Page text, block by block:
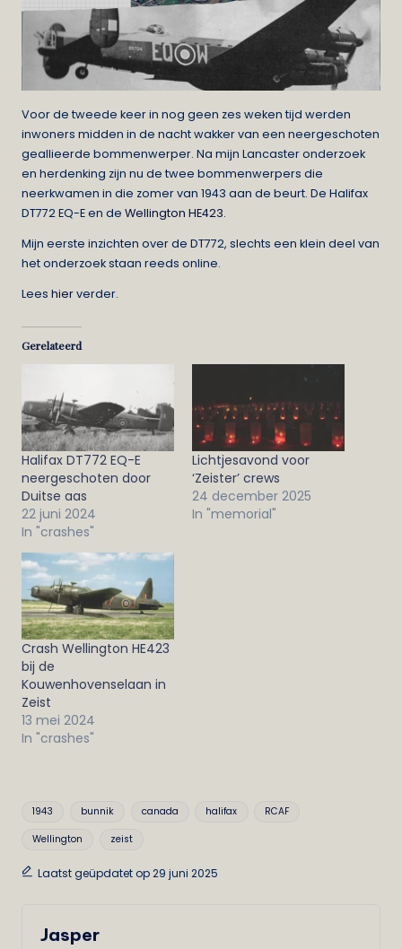
Voor de tweede keer in nog geen zes weken tijd werden
inwoners midden in de nacht wakker van een neergeschoten
geallieerde bommenwerper. Na mijn Lancaster onderzoek
en herdenking zijn nu de twee bommenwerpers die
neerkwamen in die zomer van 1943 aan de beurt. De Halifax
DT772 EQ-E en de Wellington HE423.
Mijn eerste inzichten over de DT772, slechts een klein deel van
het onderzoek staan reeds online.
Lees hierverder.
Gerelateerd
Halifax DT772 EQ-E
neergeschoten door
Duitse aas
22 juni 2024
In "crashes"
Lichtjesavond voor
‘Zeister’ crews
24 december 2025
In "memorial"
Crash Wellington HE423
bij de
Kouwenhovenselaan in
Zeist
13 mei 2024
In "crashes"
Tags:
1943 bunnik canada halifax RCAF
Wellington zeist
Laatst geüpdatet op 29 juni 2025
Jasper